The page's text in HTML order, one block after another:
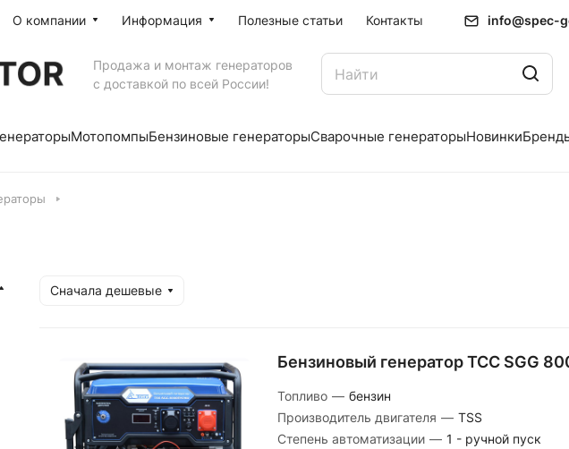
О компании Информация Полезные статьи Контакты info@spec-
Продажа и монтаж генераторов
с доставкой по всей России!
МотопомпыБензиновые генераторыСварочные генераторыНовинки
Сначала дешевые
Бензиновый генератор ТСС SGG
Топливо — бензин
Производитель двигателя — TSS
Степень автоматизации — 1 - ручной пуск